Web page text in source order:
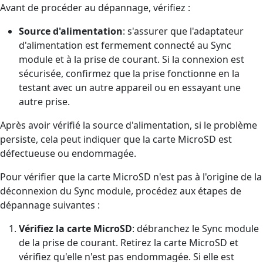
Avant de procéder au dépannage, vérifiez :
Source d'alimentation: s'assurer que l'adaptateur
d'alimentation est fermement connecté au Sync
module et à la prise de courant. Si la connexion est
sécurisée, confirmez que la prise fonctionne en la
testant avec un autre appareil ou en essayant une
autre prise.
Après avoir vérifié la source d'alimentation, si le problème
persiste, cela peut indiquer que la carte MicroSD est
défectueuse ou endommagée.
Pour vérifier que la carte MicroSD n'est pas à l'origine de la
déconnexion du Sync module, procédez aux étapes de
dépannage suivantes :
Vérifiez la carte MicroSD: débranchez le Sync module
de la prise de courant. Retirez la carte MicroSD et
vérifiez qu'elle n'est pas endommagée. Si elle est